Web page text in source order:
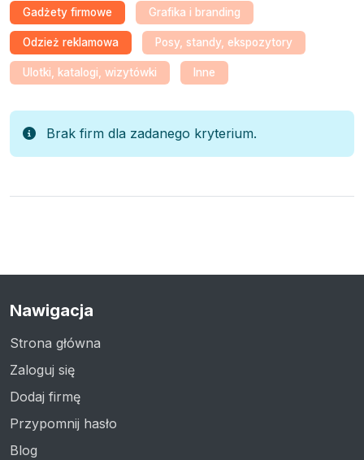
Gadżety firmowe Grafika i branding
Odzież reklamowa Posy, standy, ekspozytory
Ulotki, katalogi, wizytówki Inne
Brak firm dla zadanego kryterium.
Nawigacja
Strona główna
Zaloguj się
Dodaj firmę
Przypomnij hasło
Blog